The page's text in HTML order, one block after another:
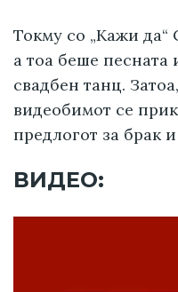
Токму со „Кажи да“
а тоа беше песната
свадбен танц.
видеобимот се
предлогот за брак
ВИДЕО: